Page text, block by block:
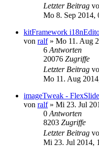
Letzter Beitrag
Mo 8. Sep 2014,
kitFramework
von ralf» Mo 11. Aug
6 Antworten
20076 Zugriffe
Letzter Beitrag
Mo 11. Aug
imageTweak -
von ralf» Mi 23. Jul
0 Antworten
8203 Zugriffe
Letzter Beitrag
Mi 23. Jul 2014,